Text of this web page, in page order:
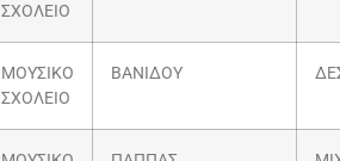
ΣΧΟΛΕΙΟ
ΜΟΥΣΙΚΟ
ΣΧΟΛΕΙΟ
ΒΑΝΙΔΟΥ